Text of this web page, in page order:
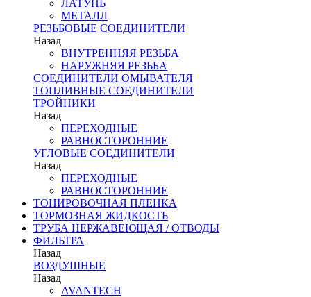
ЛАТУНЬ
МЕТАЛЛ
РЕЗЬБОВЫЕ СОЕДИНИТЕЛИ
Назад
ВНУТРЕННЯЯ РЕЗЬБА
НАРУЖНЯЯ РЕЗЬБА
СОЕДИНИТЕЛИ ОМЫВАТЕЛЯ
ТОПЛИВНЫЕ СОЕДИНИТЕЛИ
ТРОЙНИКИ
Назад
ПЕРЕХОДНЫЕ
РАВНОСТОРОННИЕ
УГЛОВЫЕ СОЕДИНИТЕЛИ
Назад
ПЕРЕХОДНЫЕ
РАВНОСТОРОННИЕ
ТОНИРОВОЧНАЯ ПЛЕНКА
ТОРМОЗНАЯ ЖИДКОСТЬ
ТРУБА НЕРЖАВЕЮЩАЯ / ОТВОДЫ
ФИЛЬТРА
Назад
ВОЗДУШНЫЕ
Назад
AVANTECH